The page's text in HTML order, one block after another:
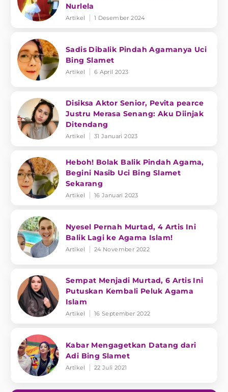
Nurlela
Artikel 1 Desember 2024
Sadis Dibalik Pindah Agamanya Uci
Bing Slamet
Artikel 6 April 2023
Disiksa Aktor Senior, Pevita pearce
Justru Merasa Senang: Aku Diinjak
Ditendang
Artikel 31 Januari 2023
Heboh! Bolak Balik Pindah Agama,
Begini Nasib Uci Bing Slamet
Sekarang
Artikel 16 Januari 2023
Nyesel Pernah Murtad, 4 Artis Ini
Balik Lagi ke Agama Islam!
Artikel 24 November 2022
Sempat Menjadi Murtad, 6 Artis Ini
Putuskan Kembali Peluk Agama
Islam
Artikel 16 September 2022
Kabar Mengagetkan Datang dari
Adi Bing Slamet
Artikel 22 Juli 2021